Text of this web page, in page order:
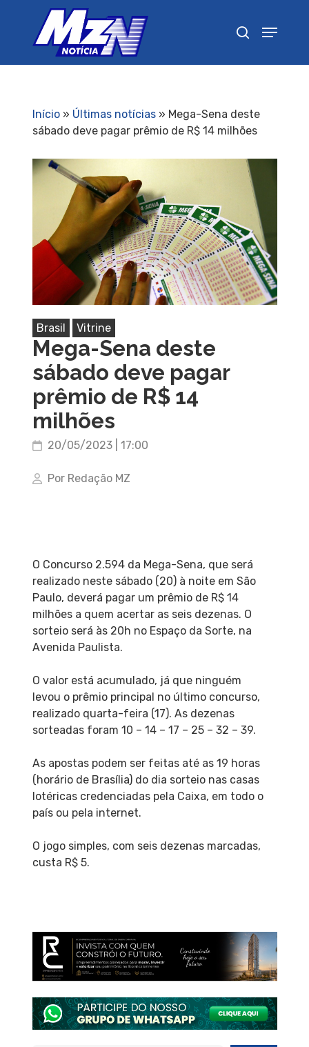
Início» Últimas notícias» Mega-Sena deste
sábado deve pagar prêmio de R$ 14 milhões
Brasil Vitrine
Mega-Sena deste
sábado deve pagar
prêmio de R$ 14
milhões
20/05/2023 | 17:00
Por Redação MZ
O Concurso 2.594 da Mega-Sena, que será
realizado neste sábado (20) à noite em São
Paulo, deverá pagar um prêmio de R$ 14
milhões a quem acertar as seis dezenas. O
sorteio será às 20h no Espaço da Sorte, na
Avenida Paulista.
O valor está acumulado, já que ninguém
levou o prêmio principal no último concurso,
realizado quarta-feira (17). As dezenas
sorteadas foram 10 – 14 – 17 – 25 – 32 – 39.
As apostas podem ser feitas até as 19 horas
(horário de Brasília) do dia sorteio nas casas
lotéricas credenciadas pela Caixa, em todo o
país ou pela internet.
O jogo simples, com seis dezenas marcadas,
custa R$ 5.